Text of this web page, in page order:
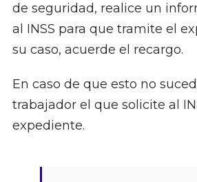
de seguridad, realice un
al INSS para que tramite el
su caso, acuerde el recargo.
En caso de que esto no
trabajador el que solicite al
expediente.